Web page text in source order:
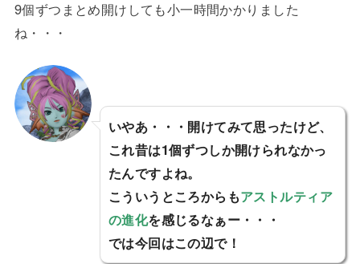
9個ずつまとめ開けしても小一時間かかりました
ね・・・
いやあ・・・開けてみて思ったけど、
これ昔は1個ずつしか開けられなかっ
たんですよね。
こういうところからもアストルティア
の進化を感じるなぁー・・・
では今回はこの辺で！